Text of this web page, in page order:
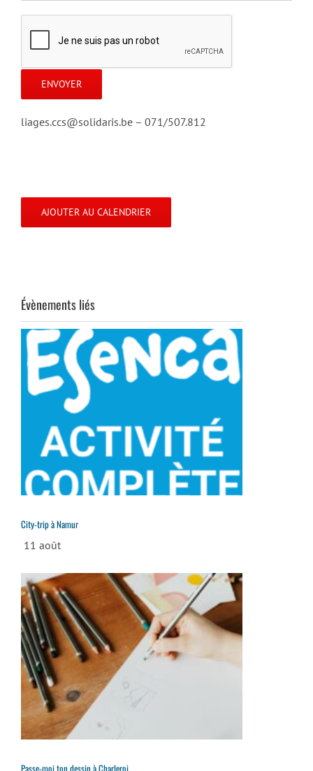
liages.ccs@solidaris.be – 071/507.812
AJOUTER AU CALENDRIER
Évènements liés
City-trip à Namur
11 août
Passe-moi ton dessin à Charleroi